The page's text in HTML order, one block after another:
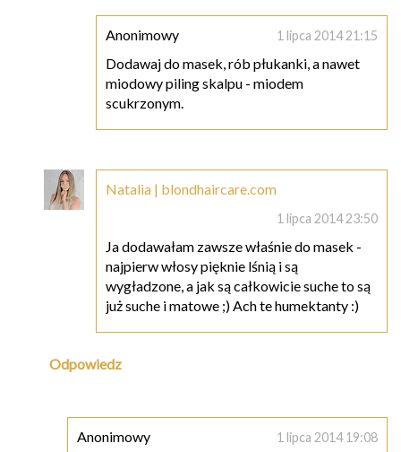
Anonimowy 1 lipca 2014 21:15
Dodawaj do masek, rób płukanki, a nawet
miodowy piling skalpu - miodem
scukrzonym.
Natalia | blondhaircare.com
1 lipca 2014 23:50
Ja dodawałam zawsze właśnie do masek -
najpierw włosy pięknie lśnią i są
wygładzone, a jak są całkowicie suche to są
już suche i matowe ;) Ach te humektanty :)
Odpowiedz
Anonimowy 1 lipca 2014 19:08